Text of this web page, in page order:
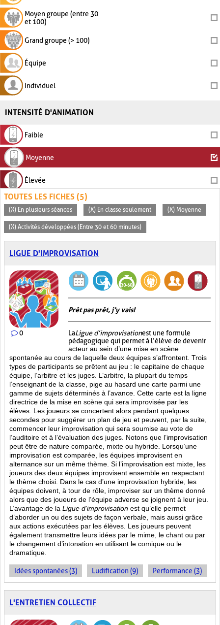
Moyen groupe (entre 30
et 100)
Grand groupe (> 100)
Équipe
Individuel
INTENSITÉ D'ANIMATION
Faible
Moyenne
Élevée
TOUTES LES FICHES (5)
(X) En plusieurs séances (X) En classe seulement (X) Moyenne
(X) Activités développées (Entre 30 et 60 minutes)
LIGUE D'IMPROVISATION
0
Prêt pas prêt, j’y vais!
LaLigue d’improvisationest une formule
pédagogique qui permet à l’élève de devenir
acteur au sein d’une mise en scène
spontanée au cours de laquelle deux équipes s’affrontent. Trois
types de participants se prêtent au jeu : le capitaine de chaque
équipe, l’arbitre et les juges. L’arbitre, la plupart du temps
l’enseignant de la classe, pige au hasard une carte parmi une
gamme de sujets déterminés à l’avance. Cette carte est la ligne
directrice de la mise en scène qui sera improvisée par les
élèves. Les joueurs se concertent alors pendant quelques
secondes pour suggérer un plan de jeu et peuvent, par la suite,
commencer leur improvisation qui sera soumise au vote de
l’auditoire et à l’évaluation des juges. Notons que l’improvisation
peut être de nature comparée, mixte ou hybride. Lorsqu’une
improvisation est comparée, les équipes improvisent en
alternance sur un même thème. Si l’improvisation est mixte, les
joueurs des deux équipes improvisent ensemble en respectant
le thème choisi. Dans le cas d’une improvisation hybride, les
équipes doivent, à tour de rôle, improviser sur un thème donné
alors que des joueurs de l’équipe adverse se joignent à leur jeu.
L’avantage de la Ligue d’improvisation est qu’elle permet
d’aborder un ou des sujets de façon verbale, mais aussi grâce
aux actions exécutées par les élèves. Les joueurs peuvent
également transmettre leurs idées par le mime, le chant ou par
le changement d’intonation en utilisant le comique ou le
dramatique.
Idées spontanées (3) Ludification (9) Performance (3)
L'ENTRETIEN COLLECTIF